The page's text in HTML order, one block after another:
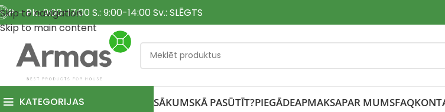
Skip to navigation
Skip to main content
P. - Pk.: 9:00-17:00 S.: 9:00-14:00 Sv.: SLĒGTS
KATEGORIJAS SĀKUMSKĀ PASŪTĪT?PIEGĀDEAPMAKSAPAR MUMSFAQ